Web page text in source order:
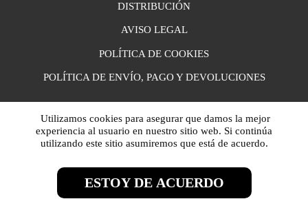
DISTRIBUCIÓN
AVISO LEGAL
POLÍTICA DE COOKIES
POLÍTICA DE ENVÍO, PAGO Y DEVOLUCIONES
Utilizamos cookies para asegurar que damos la mejor
experiencia al usuario en nuestro sitio web. Si continúa
utilizando este sitio asumiremos que está de acuerdo.
ESTOY DE ACUERDO